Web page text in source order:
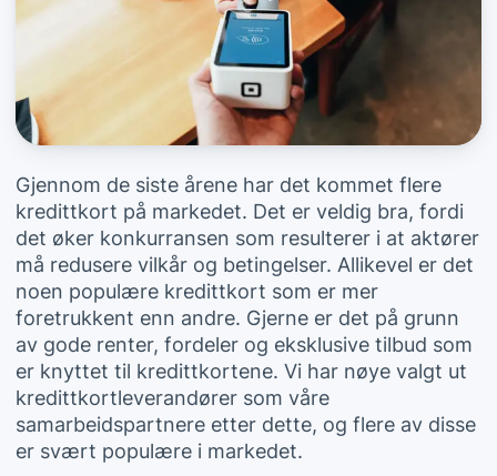
Gjennom de siste årene har det kommet flere
kredittkort på markedet. Det er veldig bra, fordi
det øker konkurransen som resulterer i at aktører
må redusere vilkår og betingelser. Allikevel er det
noen populære kredittkort som er mer
foretrukkent enn andre. Gjerne er det på grunn
av gode renter, fordeler og eksklusive tilbud som
er knyttet til kredittkortene. Vi har nøye valgt ut
kredittkortleverandører som våre
samarbeidspartnere etter dette, og flere av disse
er svært populære i markedet.